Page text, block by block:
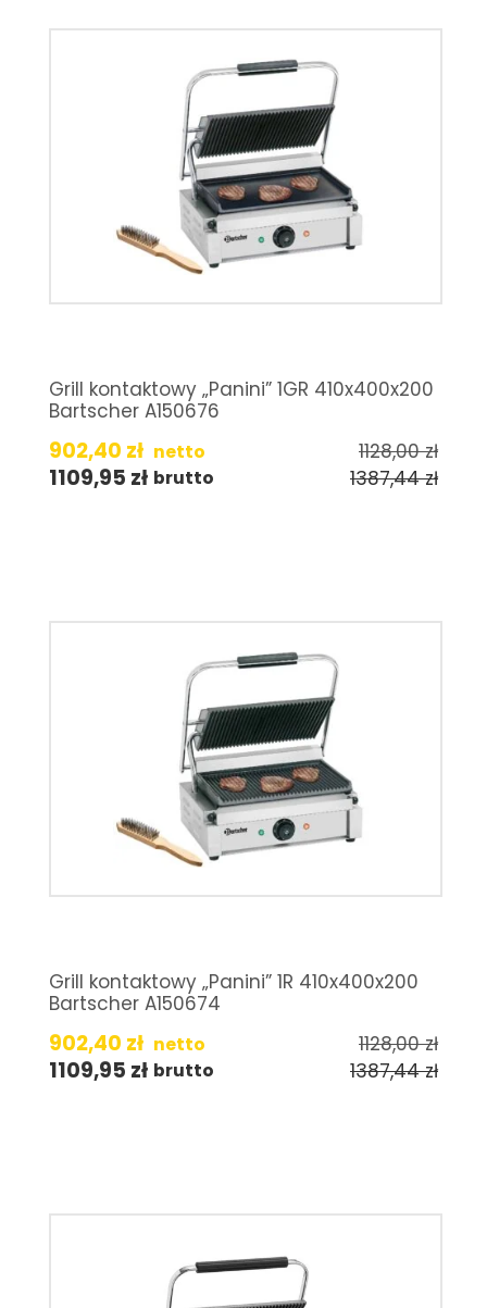
Grill kontaktowy „Panini” 1GR 410x400x200
Bartscher A150676
902,40 zł netto 1128,00zł
1109,95 zł brutto 1387,44zł
Grill kontaktowy „Panini” 1R 410x400x200
Bartscher A150674
902,40 zł netto 1128,00zł
1109,95 zł brutto 1387,44zł